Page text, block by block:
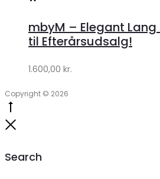
Lykke
Lykke
mbyM – Elegant Lang
til Efterårsudsalg!
1.600,00 kr.
Copyright © 2026
Search